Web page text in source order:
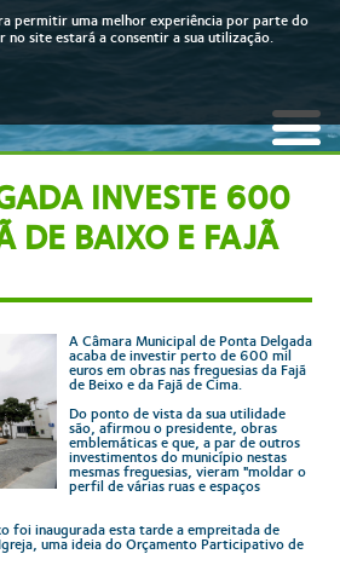
permitir uma melhor experiência por parte do
no site estará a consentir a sua utilização.
INVESTE 600
DE BAIXO E FAJÃ
A Câmara Municipal de Ponta Delgada
acaba de investir perto de 600 mil
euros em obras nas freguesias da Fajã
de Beixo e da Fajã de Cima.
Do ponto de vista da sua utilidade
são, afirmou o presidente, obras
emblemáticas e que, a par de outros
investimentos do município nestas
mesmas freguesias, vieram "moldar o
perfil de várias ruas e espaços
foi inaugurada esta tarde a empreitada de
uma ideia do Orçamento Participativo de